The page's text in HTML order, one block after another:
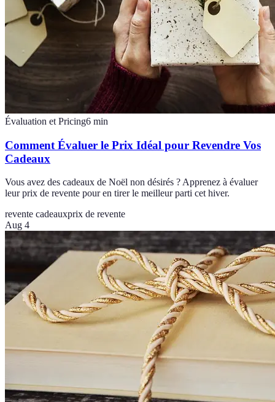
Évaluation et Pricing6 min
Comment Évaluer le Prix Idéal pour Revendre Vos
Cadeaux
Vous avez des cadeaux de Noël non désirés ? Apprenez à évaluer
leur prix de revente pour en tirer le meilleur parti cet hiver.
revente cadeauxprix de revente
Aug 4